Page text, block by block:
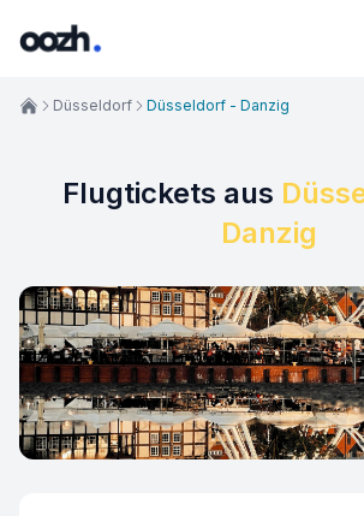
Flugtickets aus
Danzig
Düsseldorf Düsseldorf - Danzig